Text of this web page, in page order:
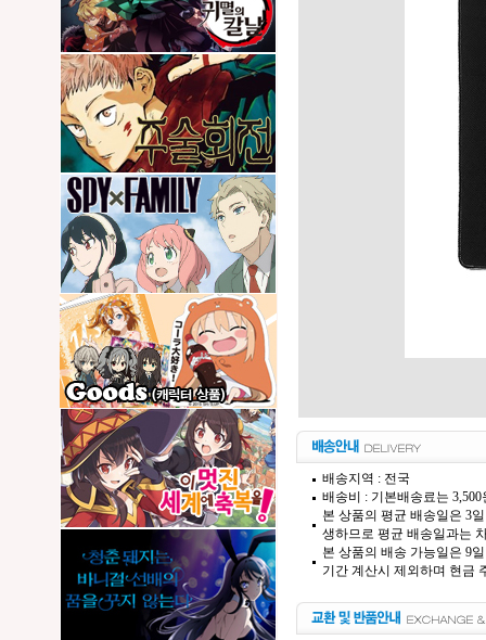
배송지역 : 전국
배송비 : 기본배송료는
본 상품의 평균 배송일은 3
생하므로 평균 배송일과는
본 상품의 배송 가능일은 9
기간 계산시 제외하며 현금